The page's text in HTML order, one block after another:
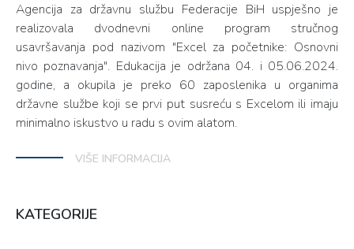
Agencija za državnu službu Federacije BiH uspješno je
realizovala dvodnevni online program stručnog
usavršavanja pod nazivom "Excel za početnike: Osnovni
nivo poznavanja". Edukacija je održana 04. i 05.06.2024.
godine, a okupila je preko 60 zaposlenika u organima
državne službe koji se prvi put susreću s Excelom ili imaju
minimalno iskustvo u radu s ovim alatom.
VIŠE INFORMACIJA
KATEGORIJE